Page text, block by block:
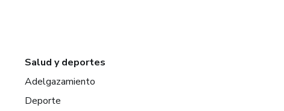
Salud y deportes
Adelgazamiento
Deporte